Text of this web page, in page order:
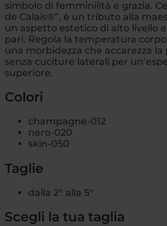
simbolo di femminilità e grazia.
de Calais®”, è un tributo alla
un aspetto estetico di alto livello
pari. Regola la temperatura
una morbidezza che accarezza la
senza cuciture laterali per
superiore.
Colori
champagne-012
nero-020
skin-050
Taglie
dalla 2° alla 5°
Scegli la tua taglia